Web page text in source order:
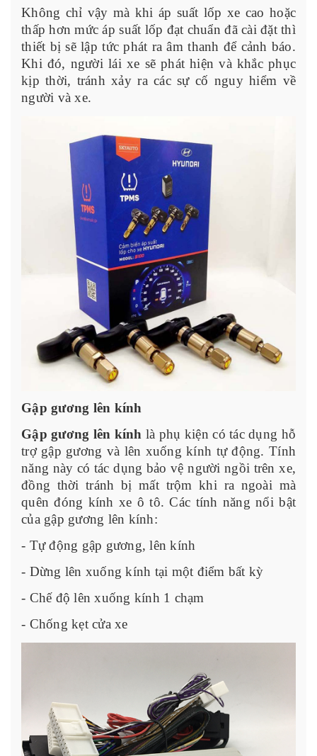
Không chỉ vậy mà khi áp suất lốp xe cao hoặc
thấp hơn mức áp suất lốp đạt chuẩn đã cài đặt thì
thiết bị sẽ lập tức phát ra âm thanh để cảnh báo.
Khi đó, người lái xe sẽ phát hiện và khắc phục
kịp thời, tránh xảy ra các sự cố nguy hiểm về
người và xe.
Gập gương lên kính
Gập gương lên kính là phụ kiện có tác dụng hỗ
trợ gập gương và lên xuống kính tự động. Tính
năng này có tác dụng bảo vệ người ngồi trên xe,
đồng thời tránh bị mất trộm khi ra ngoài mà
quên đóng kính xe ô tô. Các tính năng nổi bật
của gập gương lên kính:
- Tự động gập gương, lên kính
- Dừng lên xuống kính tại một điểm bất kỳ
- Chế độ lên xuống kính 1 chạm
- Chống kẹt cửa xe